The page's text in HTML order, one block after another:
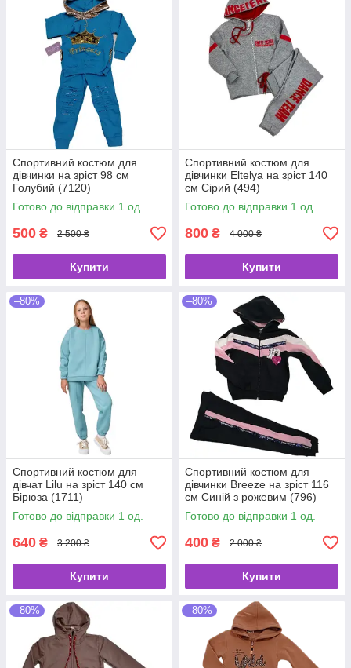
Спортивний костюм для
дівчинки на зріст 98 см
Голубий (7120)
Готово до відправки 1 од.
500 ₴ 2 500 ₴
Купити
Спортивний костюм для
дівчинки Eltelya на зріст 140
см Сірий (494)
Готово до відправки 1 од.
800 ₴ 4 000 ₴
Купити
–80%
Спортивний костюм для
дівчат Lilu на зріст 140 см
Бірюза (1711)
Готово до відправки 1 од.
640 ₴ 3 200 ₴
Купити
–80%
Спортивний костюм для
дівчинки Breeze на зріст 116
см Синій з рожевим (796)
Готово до відправки 1 од.
400 ₴ 2 000 ₴
Купити
–80% –80%